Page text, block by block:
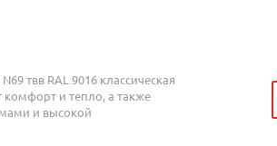
твв RAL 9016 классическая
комфорт и тепло, а также
и высокой